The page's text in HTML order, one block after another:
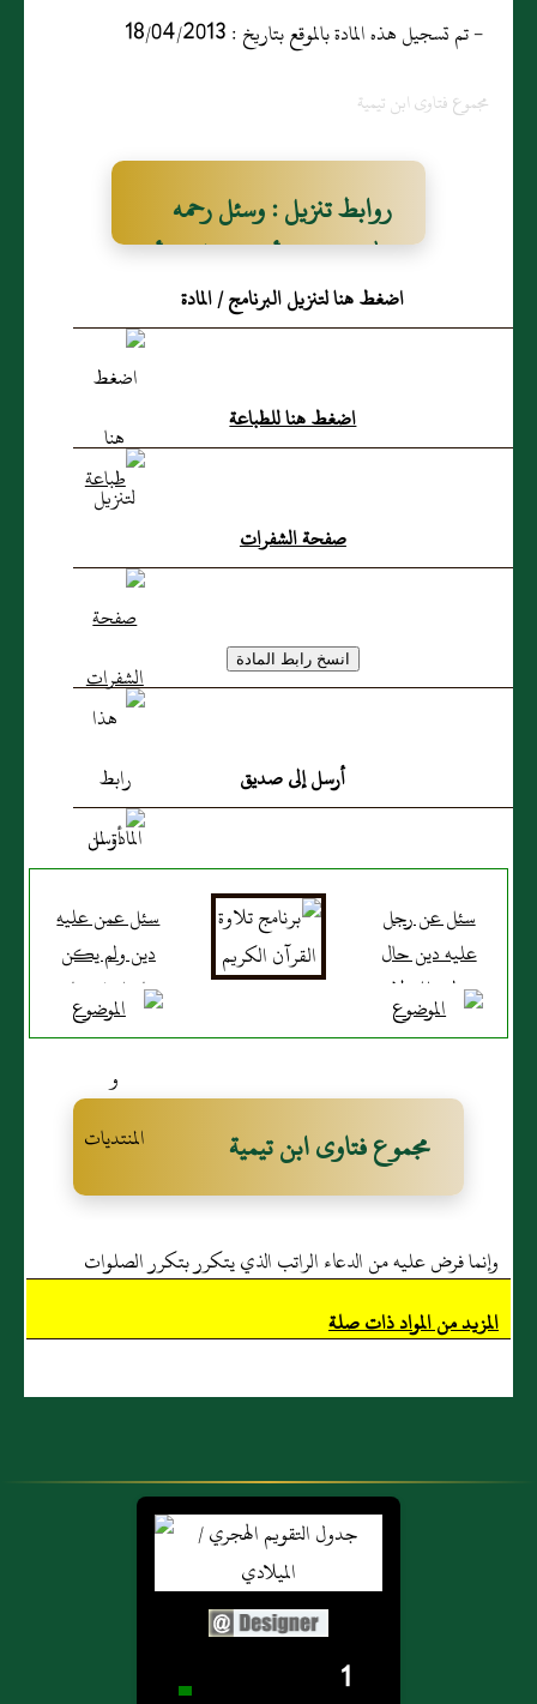
- تم تسجيل هذه المادة بالموقع بتاريخ : 18/04/2013
مجموع فتاوى ابن تيمية
روابط تنزيل : وسئل رحمه
الله عن قزاز أسلمت له امرأة
شقتي غزل
اضغط هنا لتنزيل البرنامج / المادة
اضغط هنا للطباعة
صفحة الشفرات
أرسل إلى صديق
سئل عن رجل
عليه دين حال
وله ملك لا
تفضل فضلة
سئل عمن عليه
دين ولم يكن
قادرا على وفاء
دينه
مجموع فتاوى ابن تيمية
وإنما فرض عليه من الدعاء الراتب الذي يتكرر بتكرر الصلوات
المزيد من المواد ذات صلة
1